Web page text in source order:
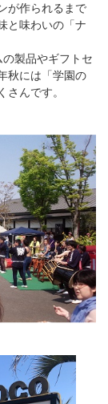
が作られるまで
と味わいの「ナ
製品やギフトセ
秋には「学園の
んです。